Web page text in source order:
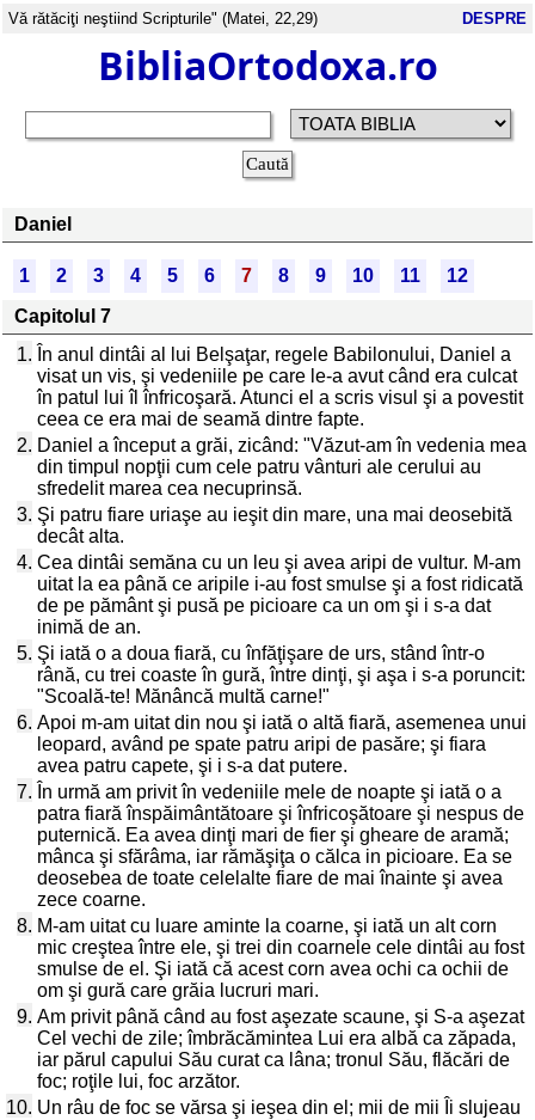
Vă rătăciţi neştiind Scripturile" (Matei, 22,29) DESPRE
BibliaOrtodoxa.ro
Daniel
1 2 3 4 5 6 7 8 9 10 11
12
Capitolul 7
1. În anul dintâi al lui Belşaţar, regele Babilonului, Daniel a
visat un vis, şi vedeniile pe care le-a avut când era culcat
în patul lui îl înfricoşară. Atunci el a scris visul şi a povestit
ceea ce era mai de seamă dintre fapte.
2. Daniel a început a grăi, zicând: "Văzut-am în vedenia mea
din timpul nopţii cum cele patru vânturi ale cerului au
sfredelit marea cea necuprinsă.
3. Şi patru fiare uriaşe au ieşit din mare, una mai deosebită
decât alta.
4. Cea dintâi semăna cu un leu şi avea aripi de vultur. M-am
uitat la ea până ce aripile i-au fost smulse şi a fost ridicată
de pe pământ şi pusă pe picioare ca un om şi i s-a dat
inimă de an.
5. Şi iată o a doua fiară, cu înfăţişare de urs, stând într-o
rână, cu trei coaste în gură, între dinţi, şi aşa i s-a poruncit:
"Scoală-te! Mănâncă multă carne!"
6. Apoi m-am uitat din nou şi iată o altă fiară, asemenea unui
leopard, având pe spate patru aripi de pasăre; şi fiara
avea patru capete, şi i s-a dat putere.
7. În urmă am privit în vedeniile mele de noapte şi iată o a
patra fiară înspăimântătoare şi înfricoşătoare şi nespus de
puternică. Ea avea dinţi mari de fier şi gheare de aramă;
mânca şi sfărâma, iar rămăşiţa o călca in picioare. Ea se
deosebea de toate celelalte fiare de mai înainte şi avea
zece coarne.
8. M-am uitat cu luare aminte la coarne, şi iată un alt corn
mic creştea între ele, şi trei din coarnele cele dintâi au fost
smulse de el. Şi iată că acest corn avea ochi ca ochii de
om şi gură care grăia lucruri mari.
9. Am privit până când au fost aşezate scaune, şi S-a aşezat
Cel vechi de zile; îmbrăcămintea Lui era albă ca zăpada,
iar părul capului Său curat ca lâna; tronul Său, flăcări de
foc; roţile lui, foc arzător.
10. Un râu de foc se vărsa şi ieşea din el; mii de mii Îi slujeau